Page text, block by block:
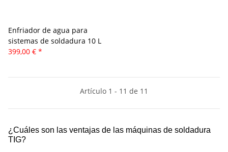
Enfriador de agua para
sistemas de soldadura 10 L
399,00 € *
Artículo 1 - 11 de 11
¿Cuáles son las ventajas de las máquinas de soldadura
TIG?